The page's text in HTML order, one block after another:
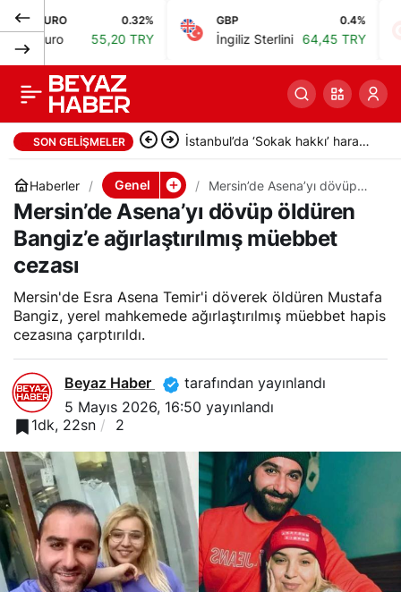
55,20 TRY
GBP
İngiliz Sterlini 64,45 TRY
SON GELIŞMELER
İstanbul’da ‘Sokak hakkı’ haraç
çetesi operasyonu: 24
tutuklama
Haberler Genel
Mersin’de Asena’yı dövüp
öldüren Bangiz’e
ağırlaştırılmış müebbet
cezası
Mersin’de Asena’yı dövüp öldüren
Bangiz’e ağırlaştırılmış müebbet
cezası
Mersin'de Esra Asena Temir'i döverek öldüren Mustafa
Bangiz, yerel mahkemede ağırlaştırılmış müebbet hapis
cezasına çarptırıldı.
Beyaz Haber
tarafından yayınlandı
5 Mayıs 2026, 16:50 yayınlandı
1dk, 22sn
2
Karamürsel’de kedinin
yüzüne yağ çözücü
sprey sıkan kadın
serbest bırakıldı
Paylaş